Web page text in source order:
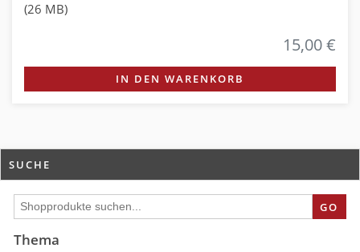
(26 MB)
15,00 €
IN DEN WARENKORB
SUCHE
GO
Thema